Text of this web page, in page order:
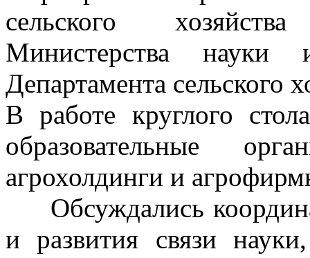
сельского
Министерства
Департамента сельского
В работе круглого
образовательные
агрохолдинги и
Обсуждались
и развития связи